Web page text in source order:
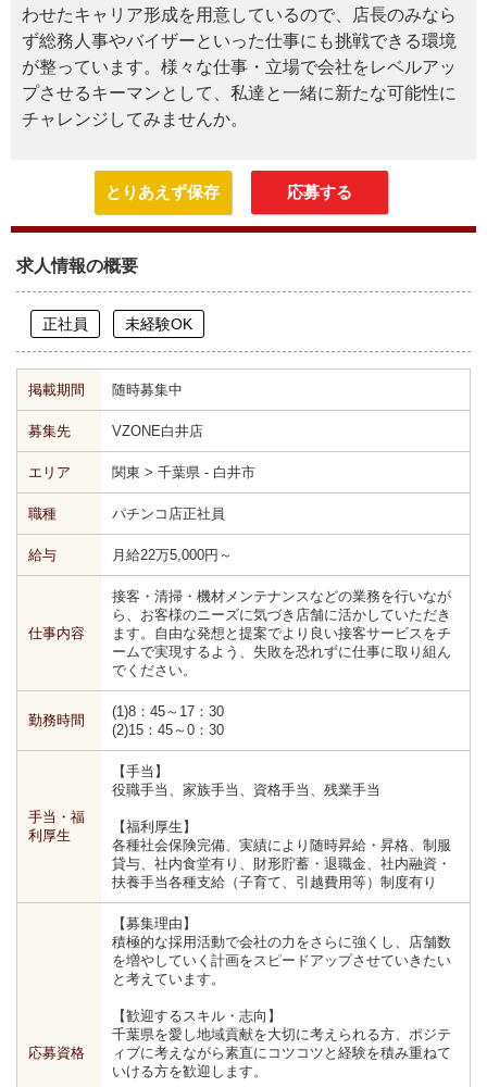
わせたキャリア形成を用意しているので、店長のみなら
ず総務人事やバイザーといった仕事にも挑戦できる環境
が整っています。様々な仕事・立場で会社をレベルアッ
プさせるキーマンとして、私達と一緒に新たな可能性に
チャレンジしてみませんか。
とりあえず保存 応募する
求人情報の概要
正社員 未経験OK
掲載期間 随時募集中
募集先 VZONE白井店
エリア 関東 > 千葉県 - 白井市
職種 パチンコ店正社員
給与 月給22万5,000円～
仕事内容
接客・清掃・機材メンテナンスなどの業務を行いなが
ら、お客様のニーズに気づき店舗に活かしていただき
ます。自由な発想と提案でより良い接客サービスをチ
ームで実現するよう、失敗を恐れずに仕事に取り組ん
でください。
勤務時間
(1)8：45～17：30
(2)15：45～0：30
手当・福
利厚生
【手当】
役職手当、家族手当、資格手当、残業手当
【福利厚生】
各種社会保険完備、実績により随時昇給・昇格、制服
貸与、社内食堂有り、財形貯蓄・退職金、社内融資・
扶養手当各種支給（子育て、引越費用等）制度有り
応募資格
【募集理由】
積極的な採用活動で会社の力をさらに強くし、店舗数
を増やしていく計画をスピードアップさせていきたい
と考えています。
【歓迎するスキル・志向】
千葉県を愛し地域貢献を大切に考えられる方、ポジテ
ィブに考えながら素直にコツコツと経験を積み重ねて
いける方を歓迎します。